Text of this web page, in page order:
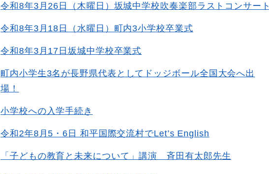
令和8年3月26日（木曜日）坂城中学校吹奏楽部ラストコンサート
令和8年3月18日（水曜日）町内3小学校卒業式
令和8年3月17日坂城中学校卒業式
町内小学生3名が長野県代表としてドッジボール全国大会へ出
場！
小学校への入学手続き
令和2年8月5・6日 和平国際交流村でLet’s English
「子どもの教育と未来について」講演 斉田有太郎先生